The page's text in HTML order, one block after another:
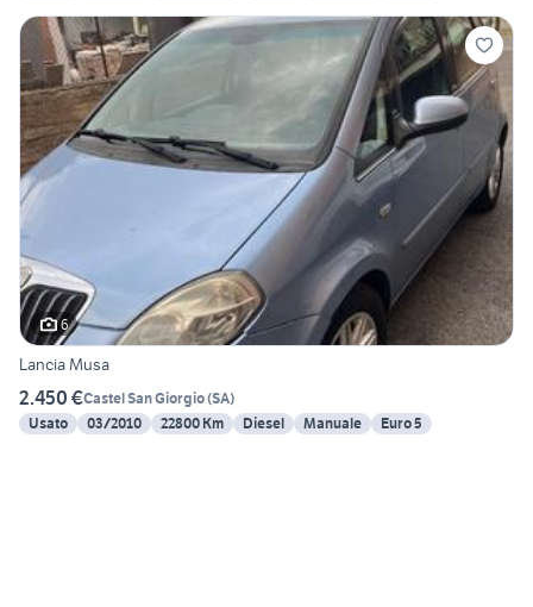
6
Lancia Musa
2.450 €Castel San Giorgio(SA)
Usato
03/2010 22800 Km Diesel Manuale Euro 5